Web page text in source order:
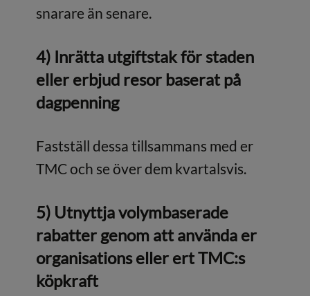
snarare än senare.
4) Inrätta utgiftstak för staden
eller erbjud resor baserat på
dagpenning
Fastställ dessa tillsammans med er
TMC och se över dem kvartalsvis.
5) Utnyttja volymbaserade
rabatter genom att använda er
organisations eller ert TMC:s
köpkraft